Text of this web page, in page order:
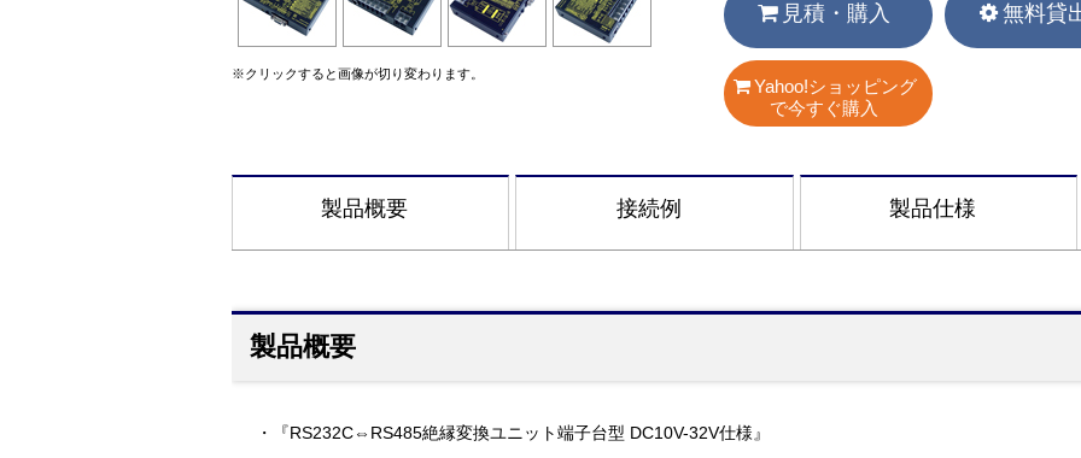
※クリックすると画像が切り変わります。
見積・購入 無料貸
Yahoo!ショッピング
で今すぐ購入
製品概要 接続例 製品仕様
製品概要
・『RS232C⇔RS485絶縁変換ユニット端子台型 DC10V-32V仕様』